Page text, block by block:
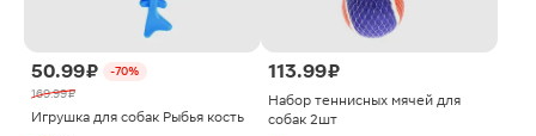
50.99 ₽
-70%
169.99 ₽
Игрушка для собак Рыбья кость
113.99 ₽
Набор теннисных мячей для
собак 2шт